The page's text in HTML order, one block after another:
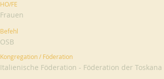
HO/FE
Frauen
Befehl
OSB
Kongregation / Föderation
Italienische Föderation - Föderation der Toskana